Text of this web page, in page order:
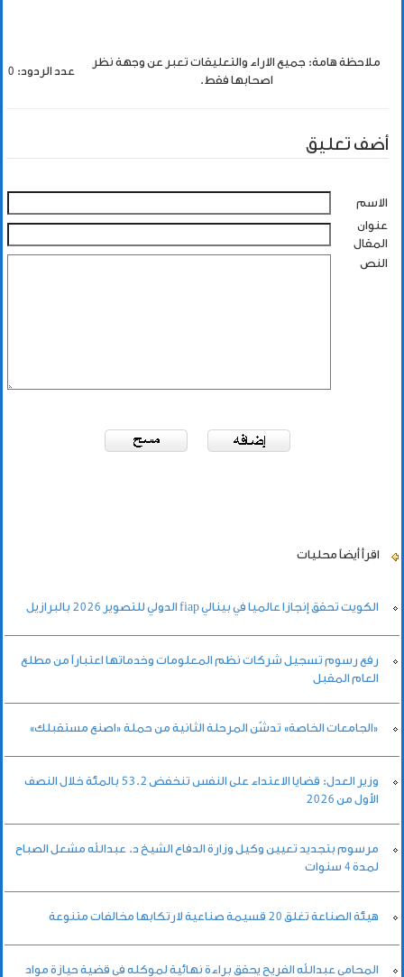
ملاحظة هامة: جميع الاراء والتعليقات تعبر عن وجهة نظر
اصحابها فقط.
عدد الردود: 0
أضف تعليق
الاسم
عنوان
المقال
النص
اقرأ أيضاً محليات
الكويت تحقق إنجازا عالميا في بينالي fiap الدولي للتصوير 2026 بالبرازيل
رفع رسوم تسجيل شركات نظم المعلومات وخدماتها اعتباراً من مطلع
العام المقبل
«الجامعات الخاصة» تدشّن المرحلة الثانية من حملة «اصنع مستقبلك»
وزير العدل: قضايا الاعتداء على النفس تنخفض 53.2 بالمئة خلال النصف
الأول من 2026
مرسوم بتجديد تعيين وكيل وزارة الدفاع الشيخ د. عبدالله مشعل الصباح
لمدة 4 سنوات
هيئة الصناعة تغلق 20 قسيمة صناعية لارتكابها مخالفات متنوعة
المحامي عبدالله الفريح يحقق براءة نهائية لموكله في قضية حيازة مواد